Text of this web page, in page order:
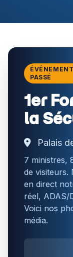
ÉVÉNEMENT
PASSÉ
1er
la
Palais
7 ministres,
de visiteurs.
en direct
réel, ADAS/
Voici nos
média.